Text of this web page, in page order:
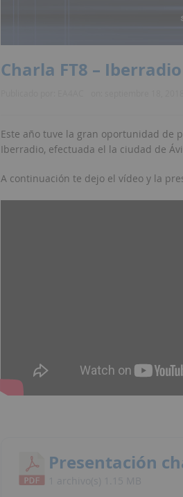
Charla FT8 –
Este año tuve la gran oportunidad de
Iberradio, efectuada el la ciudad de
A continuación te dejo el vídeo y la
Presentación